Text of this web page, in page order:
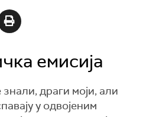
емисија
драги моји, али
у одвојеним